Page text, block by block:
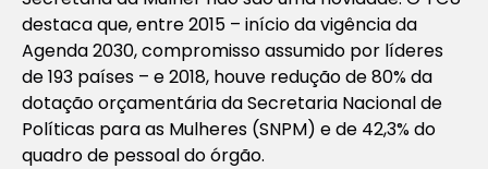
destaca que, entre 2015 – início da vigência da
Agenda 2030, compromisso assumido por líderes
de 193 países – e 2018, houve redução de 80% da
dotação orçamentária da Secretaria Nacional de
Políticas para as Mulheres (SNPM) e de 42,3% do
quadro de pessoal do órgão.